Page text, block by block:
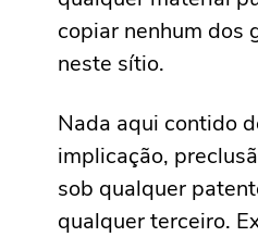
copiar nenhum dos
neste sítio.
Nada aqui contido
implicação,
sob qualquer
qualquer terceiro.